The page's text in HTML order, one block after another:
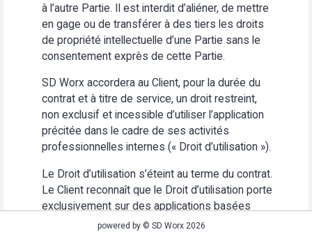
à l’autre Partie. Il est interdit d’aliéner, de mettre
en gage ou de transférer à des tiers les droits
de propriété intellectuelle d’une Partie sans le
consentement exprès de cette Partie.
SD Worx accordera au Client, pour la durée du
contrat et à titre de service, un droit restreint,
non exclusif et incessible d’utiliser l’application
précitée dans le cadre de ses activités
professionnelles internes (« Droit d’utilisation »).
Le Droit d’utilisation s’éteint au terme du contrat.
Le Client reconnaît que le Droit d’utilisation porte
exclusivement sur des applications basées
Web. Le Client s’abstiendra (i) d’utiliser
powered by © SD Worx 2026